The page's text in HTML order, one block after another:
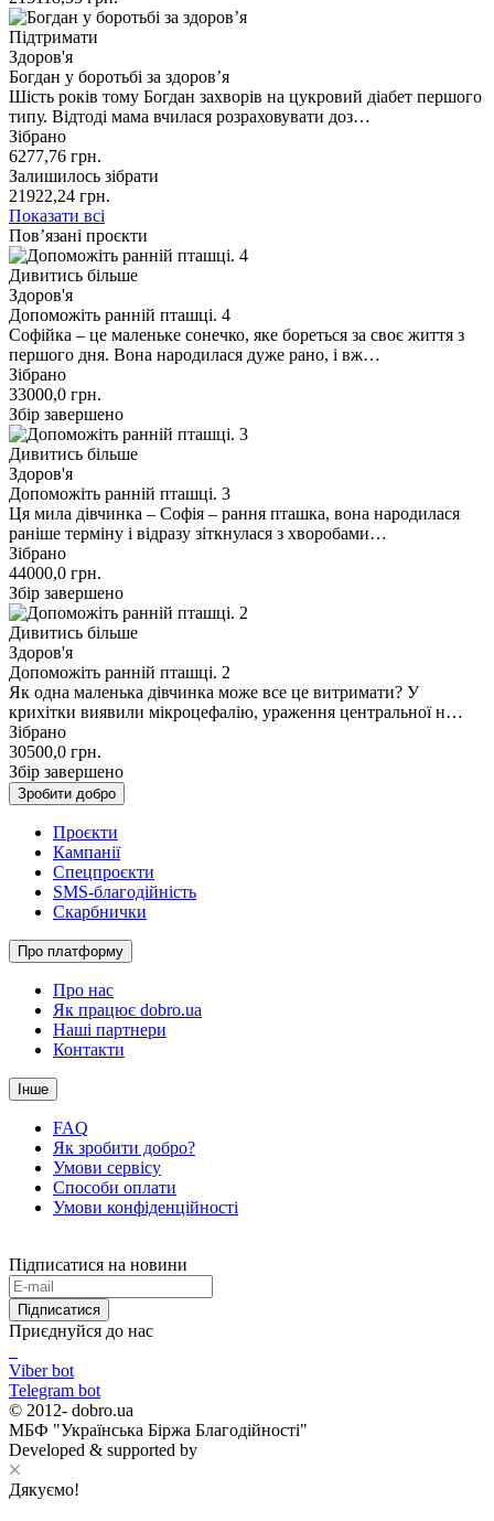
Підтримати
Здоров'я
Богдан у боротьбі за здоров’я
Шість років тому Богдан захворів на цукровий діабет першого
типу. Відтоді мама вчилася розраховувати доз…
Зібрано
6277,76 грн.
Залишилось зібрати
21922,24 грн.
Показати всі
Пов’язані проєкти
Дивитись більше
Здоров'я
Допоможіть ранній пташці. 4
Софійка – це маленьке сонечко, яке бореться за своє життя з
першого дня. Вона народилася дуже рано, і вж…
Зібрано
33000,0 грн.
Збір завершено
Дивитись більше
Здоров'я
Допоможіть ранній пташці. 3
Ця мила дівчинка – Софія – рання пташка, вона народилася
раніше терміну і відразу зіткнулася з хворобами…
Зібрано
44000,0 грн.
Збір завершено
Дивитись більше
Здоров'я
Допоможіть ранній пташці. 2
Як одна маленька дівчинка може все це витримати? У
крихітки виявили мікроцефалію, ураження центральної н…
Зібрано
30500,0 грн.
Збір завершено
Зробити добро
Проєкти
Кампанії
Спецпроєкти
SMS-благодійність
Скарбнички
Про платформу
Про нас
Як працює dobro.ua
Наші партнери
Контакти
Інше
FAQ
Як зробити добро?
Умови сервісу
Способи оплати
Умови конфіденційності
Підписатися на новини
Підписатися
Приєднуйся до нас
Viber bot
Telegram bot
© 2012- dobro.ua
МБФ "Українська Біржа Благодійності"
Developed & supported by
Дякуємо!